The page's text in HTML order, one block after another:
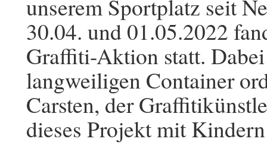
unserem Sportplatz seit
30.04. und 01.05.2022
Graffiti-Aktion statt.
langweiligen Container
Carsten, der
dieses Projekt mit